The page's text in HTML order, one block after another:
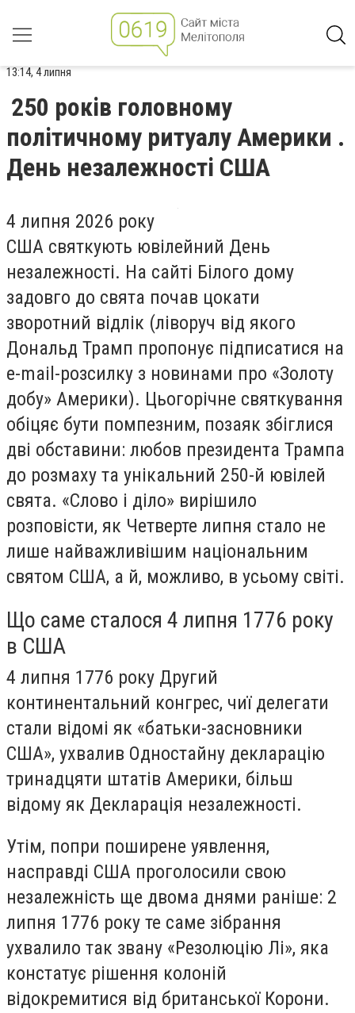
13:14, 4 липня
250 років головному
політичному ритуалу Америки .
День незалежності США
4 липня 2026 року
США святкують ювілейний День
незалежності. На сайті Білого дому
задовго до свята почав цокати
зворотний відлік (ліворуч від якого
Дональд Трамп пропонує підписатися на
e-mail-розсилку з новинами про «Золоту
добу» Америки). Цьогорічне святкування
обіцяє бути помпезним, позаяк збіглися
дві обставини: любов президента Трампа
до розмаху та унікальний 250-й ювілей
свята. «Слово і діло» вирішило
розповісти, як Четверте липня стало не
лише найважливішим національним
святом США, а й, можливо, в усьому світі.
Що саме сталося 4 липня 1776 року
в США
4 липня 1776 року Другий
континентальний конгрес, чиї делегати
стали відомі як «батьки-засновники
США», ухвалив Одностайну декларацію
тринадцяти штатів Америки, більш
відому як Декларація незалежності.
Утім, попри поширене уявлення,
насправді США проголосили свою
незалежність ще двома днями раніше: 2
липня 1776 року те саме зібрання
ухвалило так звану «Резолюцію Лі», яка
констатує рішення колоній
відокремитися від британської Корони.